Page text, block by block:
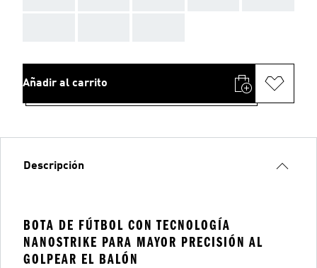
Añadir al carrito
Descripción
BOTA DE FÚTBOL CON TECNOLOGÍA
NANOSTRIKE PARA MAYOR PRECISIÓN AL
GOLPEAR EL BALÓN